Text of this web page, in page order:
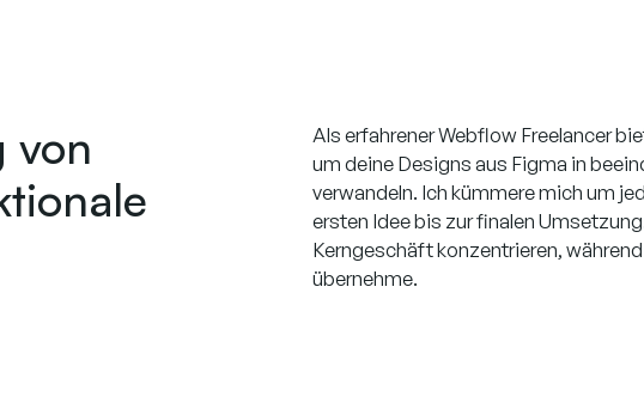
von
Als erfahrener Webflow Freelancer
um deine Designs aus Figma in
verwandeln. Ich kümmere mich um
ersten Idee bis zur finalen
Kerngeschäft konzentrieren,
übernehme.